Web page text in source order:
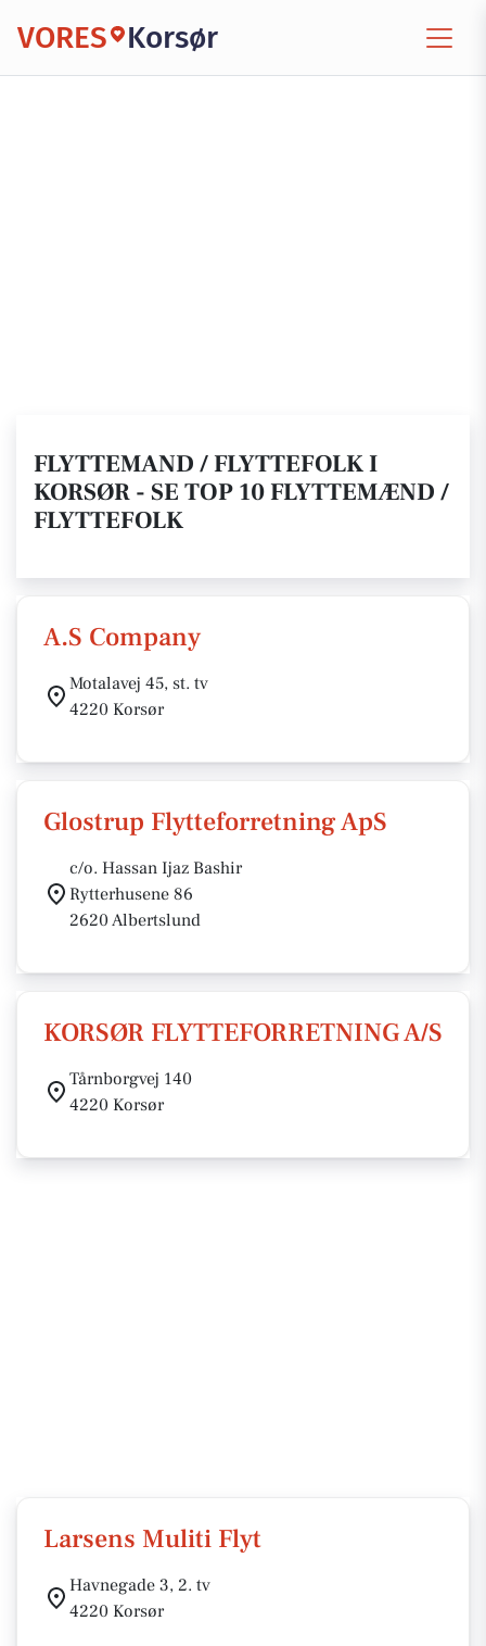
VORES Korsør
FLYTTEMAND / FLYTTEFOLK I
KORSØR - SE TOP 10 FLYTTEMÆND /
FLYTTEFOLK
A.S Company
Motalavej 45, st. tv
4220 Korsør
Glostrup Flytteforretning ApS
c/o. Hassan Ijaz Bashir
Rytterhusene 86
2620 Albertslund
KORSØR FLYTTEFORRETNING A/S
Tårnborgvej 140
4220 Korsør
Larsens Muliti Flyt
Havnegade 3, 2. tv
4220 Korsør